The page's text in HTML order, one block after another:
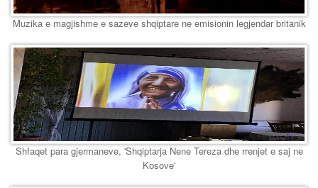
Muzika e magjishme e sazeve shqiptare ne emisionin legjendar britanik
Shfaqet para gjermaneve, 'Shqiptarja Nene Tereza dhe rrenjet e saj ne
Kosove'